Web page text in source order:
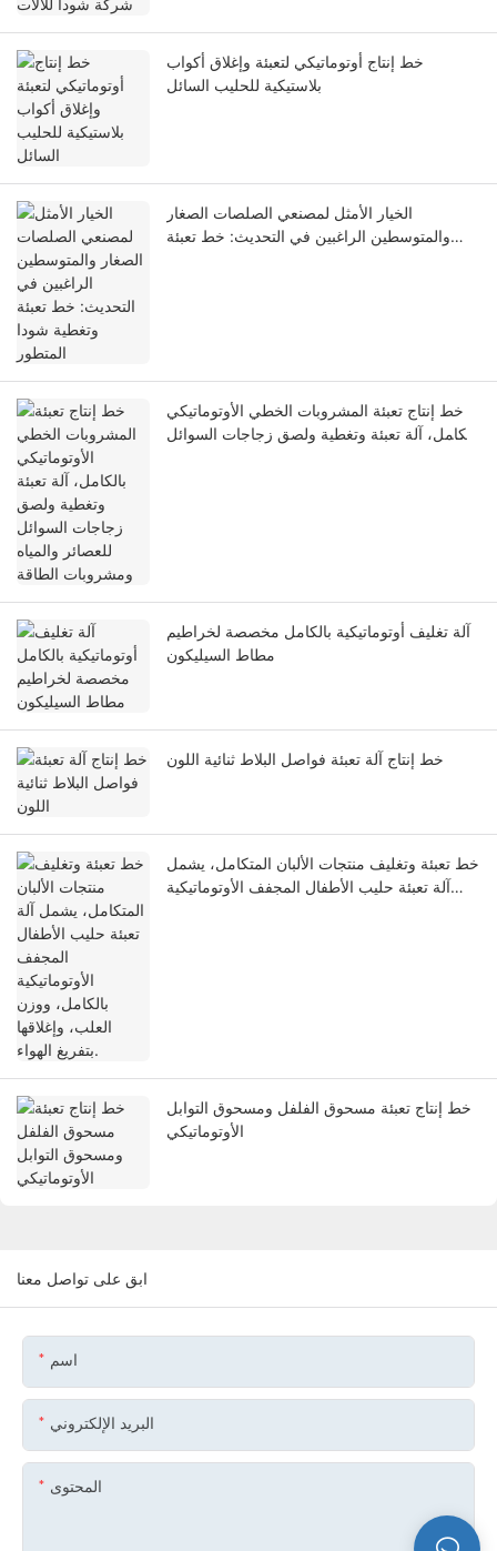
خط إنتاج أوتوماتيكي لتعبئة وإغلاق أكواب
بلاستيكية للحليب السائل
الخيار الأمثل لمصنعي الصلصات الصغار
والمتوسطين الراغبين في التحديث: خط تعبئة
خط إنتاج تعبئة المشروبات الخطي الأوتوماتيكي
بالكامل، آلة تعبئة وتغطية ولصق زجاجات السوائل
آلة تغليف أوتوماتيكية بالكامل مخصصة لخراطيم
مطاط السيليكون
خط إنتاج آلة تعبئة فواصل البلاط ثنائية اللون
خط تعبئة وتغليف منتجات الألبان المتكامل، يشمل
آلة تعبئة حليب الأطفال المجفف الأوتوماتيكية
خط إنتاج تعبئة مسحوق الفلفل ومسحوق التوابل
الأوتوماتيكي
ابق على تواصل معنا
اسم
البريد الإلكتروني
المحتوى